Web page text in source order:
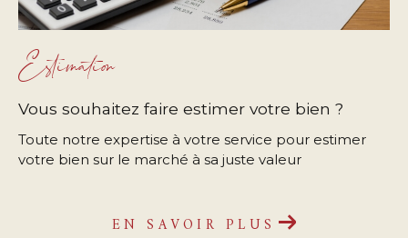
Estimation
Vous souhaitez faire estimer votre bien ?
Toute notre expertise à votre service pour estimer
votre bien sur le marché à sa juste valeur
EN SAVOIR PLUS